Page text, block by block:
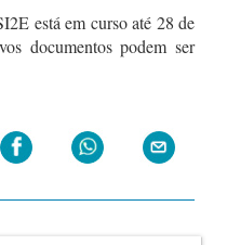
está em curso até 28 de
documentos podem ser